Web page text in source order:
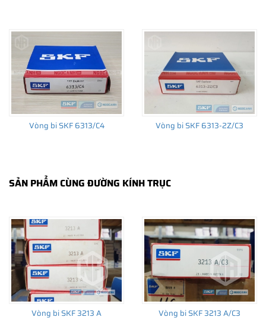
THÔNG TIN HỮU ÍCH
•Vòng bi SKF chính hãng, Những lưu ý cơ bản trước khi mua hàng
Xuất xứ vòng bi SKF chính hãng ở đâu?
• Chất lượng vòng bi SKF chính hãng
Vòng bi SKF 6313/C4 Vòng bi SKF 6313-2Z/C3
SẢN PHẨM CÙNG ĐƯỜNG KÍNH TRỤC
Vòng bi SKF 3213 A Vòng bi SKF 3213 A/C3